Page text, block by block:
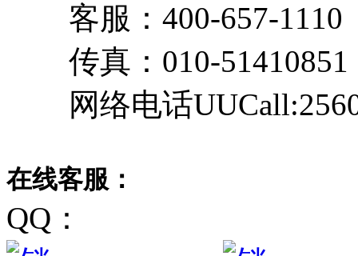
客服：400-657-1110
传真：010-51410851
网络电话
在线客服：
QQ：